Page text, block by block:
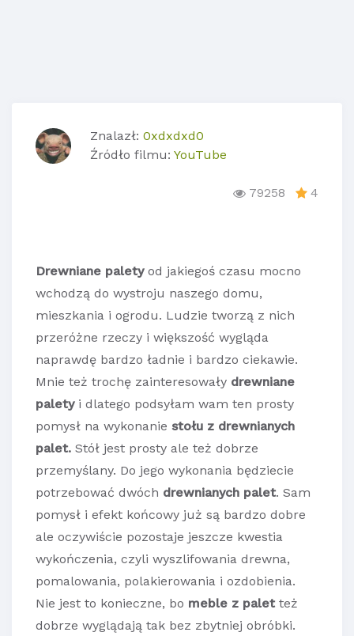
Znalazł: 0xdxdxd0
Źródło filmu: YouTube
79258 4
Drewniane paletyod jakiegoś czasu mocno
wchodzą do wystroju naszego domu,
mieszkania i ogrodu. Ludzie tworzą z nich
przeróżne rzeczy i większość wygląda
naprawdę bardzo ładnie i bardzo ciekawie.
Mnie też trochę zainteresowały drewniane
paletyi dlatego podsyłam wam ten prosty
pomysł na wykonanie stołu z drewnianych
palet. Stół jest prosty ale też dobrze
przemyślany. Do jego wykonania będziecie
potrzebować dwóch drewnianych palet. Sam
pomysł i efekt końcowy już są bardzo dobre
ale oczywiście pozostaje jeszcze kwestia
wykończenia, czyli wyszlifowania drewna,
pomalowania, polakierowania i ozdobienia.
Nie jest to konieczne, bo meble z palet też
dobrze wyglądają tak bez zbytniej obróbki.